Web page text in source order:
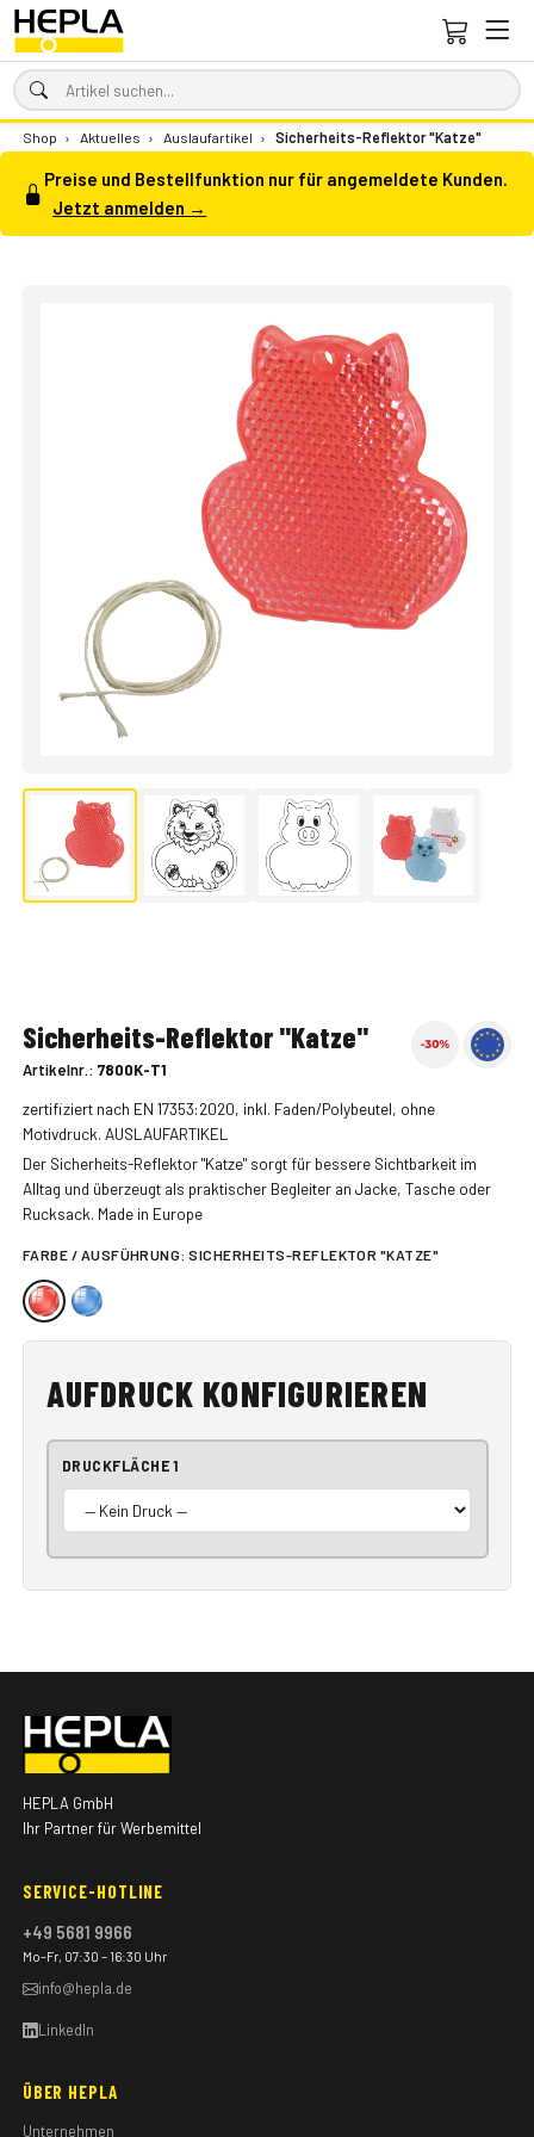
Shop › Aktuelles › Auslaufartikel › Sicherheits-Reflektor "Katze"
Preise und Bestellfunktion nur für angemeldete Kunden.
Jetzt anmelden →
Sicherheits-Reflektor "Katze"
Artikelnr.: 7800K-T1
zertifiziert nach EN 17353:2020, inkl. Faden/Polybeutel, ohne
Motivdruck. AUSLAUFARTIKEL
Der Sicherheits-Reflektor "Katze" sorgt für bessere Sichtbarkeit im
Alltag und überzeugt als praktischer Begleiter an Jacke, Tasche oder
Rucksack. Made in Europe
FARBE / AUSFÜHRUNG:SICHERHEITS-REFLEKTOR "KATZE"
AUFDRUCK KONFIGURIEREN
DRUCKFLÄCHE 1
HEPLA GmbH
Ihr Partner für Werbemittel
SERVICE-HOTLINE
+49 5681 9966
Mo–Fr, 07:30 – 16:30 Uhr
info@hepla.de
LinkedIn
ÜBER HEPLA
Unternehmen